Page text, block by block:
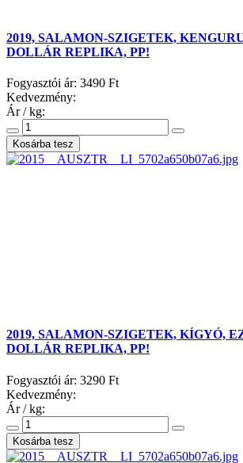
2019, SALAMON-SZIGETEK,
DOLLÁR REPLIKA, PP!
Fogyasztói ár: 3490 Ft
Kedvezmény:
Ár / kg:
2019, SALAMON-SZIGETEK, KÍGYÓ,
DOLLÁR REPLIKA, PP!
Fogyasztói ár: 3290 Ft
Kedvezmény:
Ár / kg: